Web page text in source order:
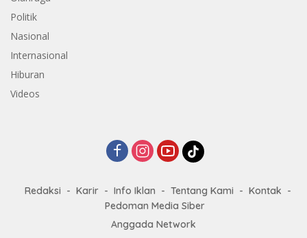
Politik
Nasional
Internasional
Hiburan
Videos
Redaksi Karir Info Iklan Tentang Kami
Kontak
Pedoman Media Siber
Anggada Network